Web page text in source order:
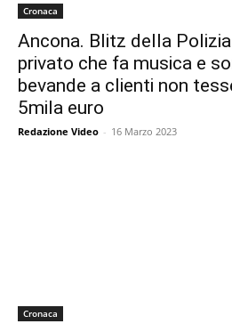
Cronaca
Ancona. Blitz della
privato che fa musica e
bevande a clienti non
5mila euro
Redazione Video - 16 Marzo 2023
Cronaca